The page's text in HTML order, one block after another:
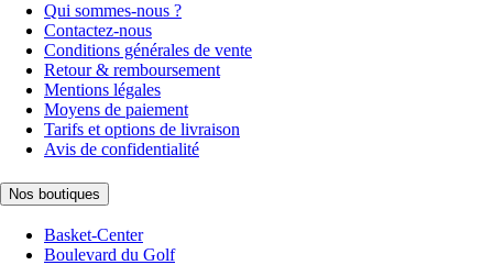
Qui sommes-nous ?
Contactez-nous
Conditions générales de vente
Retour & remboursement
Mentions légales
Moyens de paiement
Tarifs et options de livraison
Avis de confidentialité
Nos boutiques
Basket-Center
Boulevard du Golf